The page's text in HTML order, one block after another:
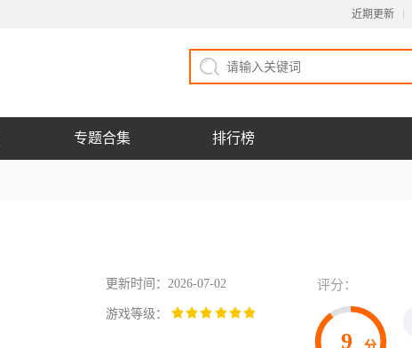
近期更新
专题合集 排行榜
更新时间：2026-07-02
游戏等级：
评分：
9